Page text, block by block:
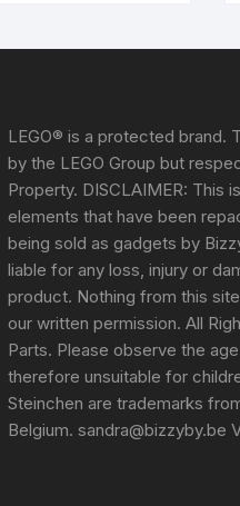
LEGO® is a protected brand.
by the LEGO Group but
Property. DISCLAIMER: This
elements that have been
being sold as gadgets by
liable for any loss, injury or
product. Nothing from this
our written permission. All
Parts. Please observe the
therefore unsuitable for
Steinchen are trademarks
Belgium. sandra@bizzyby.be